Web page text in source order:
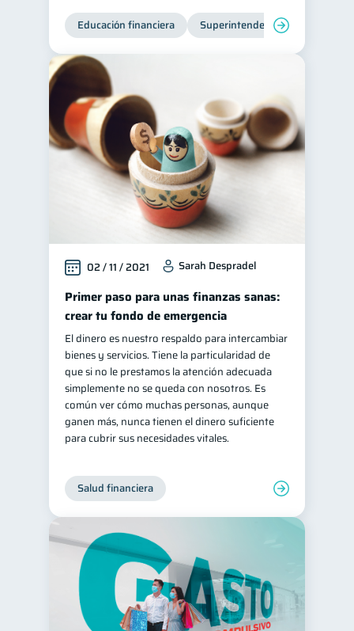
Educación financiera Superintendencia de Bancos
02 / 11 / 2021 Sarah Despradel
Primer paso para unas finanzas sanas:
crear tu fondo de emergencia
El dinero es nuestro respaldo para intercambiar
bienes y servicios. Tiene la particularidad de
que si no le prestamos la atención adecuada
simplemente no se queda con nosotros. Es
común ver cómo muchas personas, aunque
ganen más, nunca tienen el dinero suficiente
para cubrir sus necesidades vitales.
Salud financiera